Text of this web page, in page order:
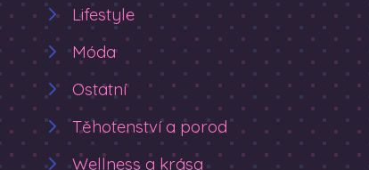
Lifestyle
Móda
Ostatní
Těhotenství a porod
Wellness a krása